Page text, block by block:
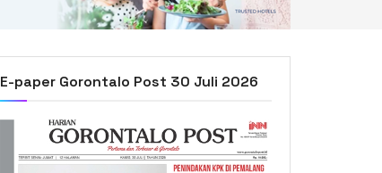
E-paper Gorontalo Post 30 Juli 2026